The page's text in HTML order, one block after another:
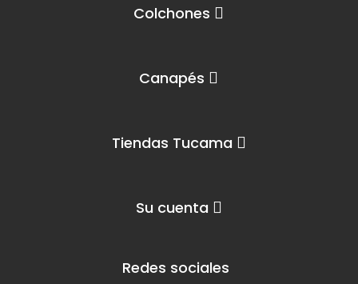
Colchones
Canapés
Tiendas Tucama
Su cuenta
Redes sociales